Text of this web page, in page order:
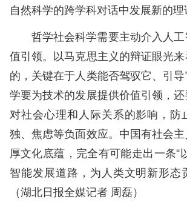
自然科学的跨学科对话中发展新的理
哲学社会科学需要主动介入人
值引领。以马克思主义的辩证眼光
的，关键在于人类能否驾驭它、引
学要为技术的发展提供价值引领，
对社会心理和人际关系的影响，防
独、焦虑等负面效应。中国有社会
厚文化底蕴，完全有可能走出一条“
智能发展道路，为人类文明新形态
（湖北日报全媒记者 周磊）